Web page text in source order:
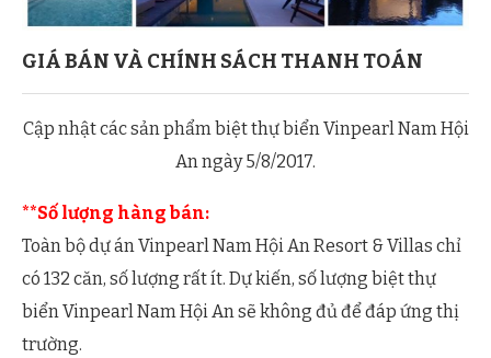
GIÁ BÁN VÀ CHÍNH SÁCH THANH TOÁN
Cập nhật các sản phẩm biệt thự biển Vinpearl Nam Hội
An ngày 5/8/2017.
**Số lượng hàng bán:
Toàn bộ dự án Vinpearl Nam Hội An Resort & Villas chỉ
có 132 căn, số lượng rất ít. Dự kiến, số lượng biệt thự
biển Vinpearl Nam Hội An sẽ không đủ để đáp ứng thị
trường.